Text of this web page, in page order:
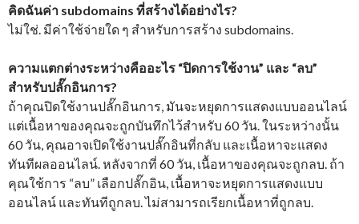
คิดฉันค่า subdomains ที่สร้างได้อย่างไร?
ไม่ใช่. มีค่าใช้จ่ายใด ๆ สำหรับการสร้าง subdomains.
ความแตกต่างระหว่างคืออะไร “ปิดการใช้งาน” และ “ลบ”
สำหรับปลั๊กอินการ?
ถ้าคุณปิดใช้งานปลั๊กอินการ, มันจะหยุดการแสดงแบบออนไลน์
แต่เนื้อหาของคุณจะถูกบันทึกไว้สำหรับ 60 วัน. ในระหว่างนั้น
60 วัน, คุณอาจเปิดใช้งานปลั๊กอินที่กลับ และเนื้อหาจะแสดง
ทันทีผลออนไลน์. หลังจากที่ 60 วัน, เนื้อหาของคุณจะถูกลบ. ถ้า
คุณใช้การ “ลบ” เลือกปลั๊กอิน, เนื้อหาจะหยุดการแสดงแบบ
ออนไลน์ และทันทีถูกลบ. ไม่สามารถเรียกเนื้อหาที่ถูกลบ.